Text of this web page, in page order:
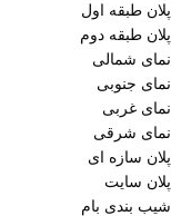
پلان طبقه اول
پلان طبقه دوم
نمای شمالی
نمای جنوبی
نمای غربی
نمای شرقی
پلان سازه ای
پلان سایت
شیب بندی بام